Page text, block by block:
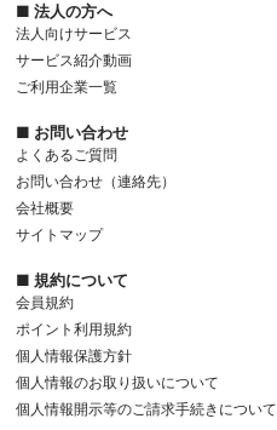
■ 法人の方へ
法人向けサービス
サービス紹介動画
ご利用企業一覧
■ お問い合わせ
よくあるご質問
お問い合わせ（連絡先）
会社概要
サイトマップ
■ 規約について
会員規約
ポイント利用規約
個人情報保護方針
個人情報のお取り扱いについて
個人情報開示等のご請求手続きについて